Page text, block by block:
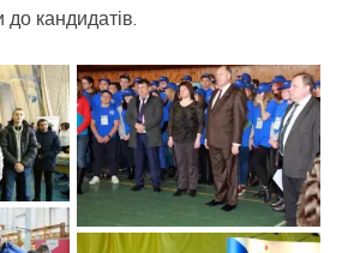
до кандидатів.